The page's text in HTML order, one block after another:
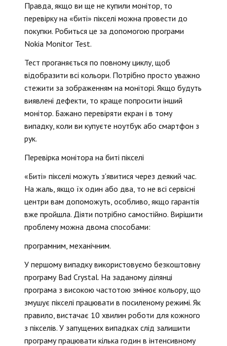
Правда, якщо ви ще не купили монітор, то
перевірку на «биті» пікселі можна провести до
покупки. Робиться це за допомогою програми
Nokia Monitor Test.
Тест проганяється по повному циклу, щоб
відобразити всі кольори. Потрібно просто уважно
стежити за зображенням на моніторі. Якщо будуть
виявлені дефекти, то краще попросити інший
монітор. Бажано перевіряти екран і в тому
випадку, коли ви купуєте ноутбук або смартфон з
рук.
Перевірка монітора на биті пікселі
«Биті» пікселі можуть з'явитися через деякий час.
На жаль, якщо їх один або два, то не всі сервісні
центри вам допоможуть, особливо, якщо гарантія
вже пройшла. Діяти потрібно самостійно. Вирішити
проблему можна двома способами:
програмним, механічним.
У першому випадку використовуємо безкоштовну
програму Bad Crystal. На заданому ділянці
програма з високою частотою змінює кольору, що
змушує пікселі працювати в посиленому режимі. Як
правило, вистачає 10 хвилин роботи для кожного
з пікселів. У запущених випадках слід залишити
програму працювати кілька годин в інтенсивному